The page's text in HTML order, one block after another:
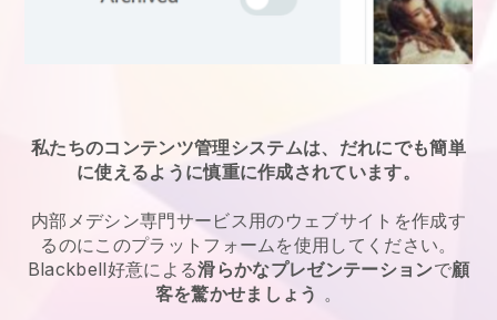
私たちのコンテンツ管理システムは、だれにでも簡単
に使えるように慎重に作成されています。
内部メデシン専門サービス 用のウェブサイトを作成す
るのにこのプラットフォームを使用してください。
Blackbell好意による滑らかなプレゼンテーションで顧
客を驚かせましょう 。